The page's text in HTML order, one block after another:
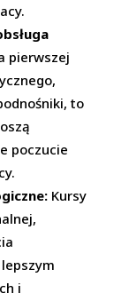
pierwszej
to
poczucie
Kursy
i